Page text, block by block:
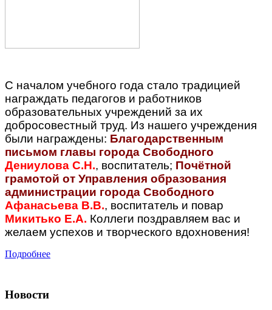
С началом учебного года стало традицией
награждать педагогов и работников
образовательных учреждений за их
добросовестный труд. Из нашего учреждения
были награждены: Благодарственным
письмом главы города Свободного
Дениулова С.Н., воспитатель; Почётной
грамотой от Управления образования
администрации города Свободного
Афанасьева В.В., воспитатель и повар
Микитько Е.А. Коллеги поздравляем вас и
желаем успехов и творческого вдохновения!
Подробнее
Новости